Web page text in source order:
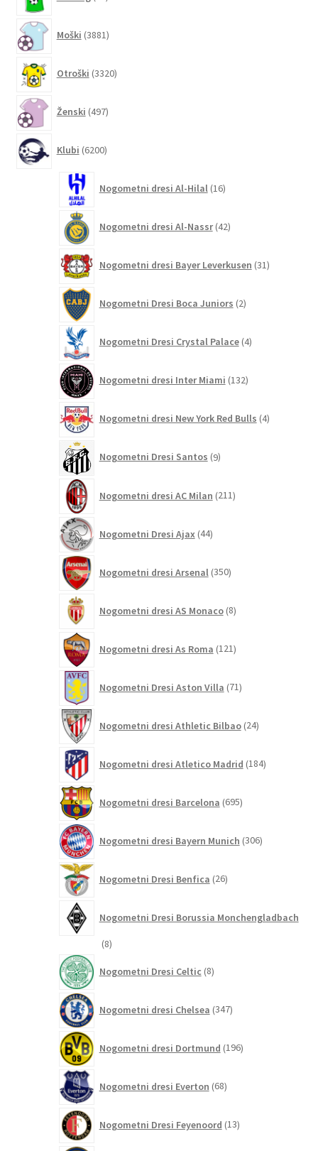
izdelkov
Moški 3881izdelkov
Otroški 3320izdelkov
Ženski 497izdelkov
Klubi 6200izdelkov
Nogometni dresi Al-Hilal 16izdelkov
Nogometni dresi Al-Nassr 42izdelkov
Nogometni dresi Bayer Leverkusen 31izdelkov
Nogometni Dresi Boca Juniors 2izdelka
Nogometni Dresi Crystal Palace 4izdelki
Nogometni dresi Inter Miami 132izdelkov
Nogometni dresi New York Red Bulls 4izdelki
Nogometni Dresi Santos 9izdelkov
Nogometni dresi AC Milan 211izdelkov
Nogometni Dresi Ajax 44izdelkov
Nogometni dresi Arsenal 350izdelkov
Nogometni dresi AS Monaco 8izdelkov
Nogometni dresi As Roma 121izdelkov
Nogometni Dresi Aston Villa 71izdelkov
Nogometni dresi Athletic Bilbao 24izdelkov
Nogometni dresi Atletico Madrid 184izdelkov
Nogometni dresi Barcelona 695izdelkov
Nogometni dresi Bayern Munich 306izdelkov
Nogometni Dresi Benfica 26izdelkov
Nogometni Dresi Borussia Monchengladbach
88
Nogometni Dresi Celtic 8izdelkov
Nogometni dresi Chelsea 347izdelkov
Nogometni dresi Dortmund 196izdelkov
Nogometni dresi Everton 68izdelkov
Nogometni Dresi Feyenoord 13izdelkov